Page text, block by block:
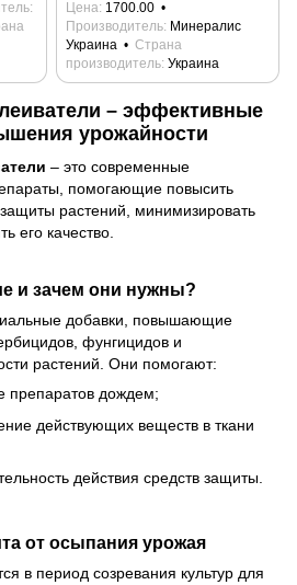
Цена 1700.00
Производитель Минералис
Украина
Страна
производитель Украина
– эффективные
урожайности
– это современные
помогающие повысить
растений, минимизировать
его качество.
и зачем они нужны?
добавки, повышающие
фунгицидов и
растений. Они помогают:
препаратов дождем;
действующих веществ в ткани
действия средств защиты.
от осыпания урожая
в период созревания культур для